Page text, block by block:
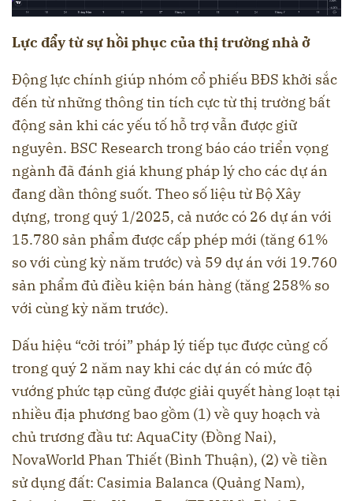
Lực đẩy từ sự hồi phục của thị trường nhà ở
Động lực chính giúp nhóm cổ phiếu BĐS khởi sắc
đến từ những thông tin tích cực từ thị trường bất
động sản khi các yếu tố hỗ trợ vẫn được giữ
nguyên. BSC Research trong báo cáo triển vọng
ngành đã đánh giá khung pháp lý cho các dự án
đang dần thông suốt. Theo số liệu từ Bộ Xây
dựng, trong quý 1/2025, cả nước có 26 dự án với
15.780 sản phẩm được cấp phép mới (tăng 61%
so với cùng kỳ năm trước) và 59 dự án với 19.760
sản phẩm đủ điều kiện bán hàng (tăng 258% so
với cùng kỳ năm trước).
Dấu hiệu “cởi trói” pháp lý tiếp tục được củng cố
trong quý 2 năm nay khi các dự án có mức độ
vướng phức tạp cũng được giải quyết hàng loạt tại
nhiều địa phương bao gồm (1) về quy hoạch và
chủ trương đầu tư: AquaCity (Đồng Nai),
NovaWorld Phan Thiết (Bình Thuận), (2) về tiền
sử dụng đất: Casimia Balanca (Quảng Nam),